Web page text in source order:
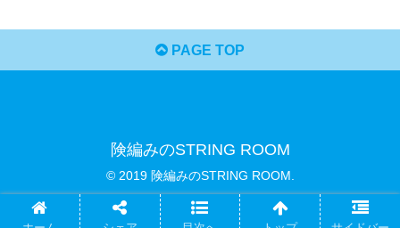
PAGE TOP
険編みのSTRING ROOM
© 2019 険編みのSTRING ROOM.